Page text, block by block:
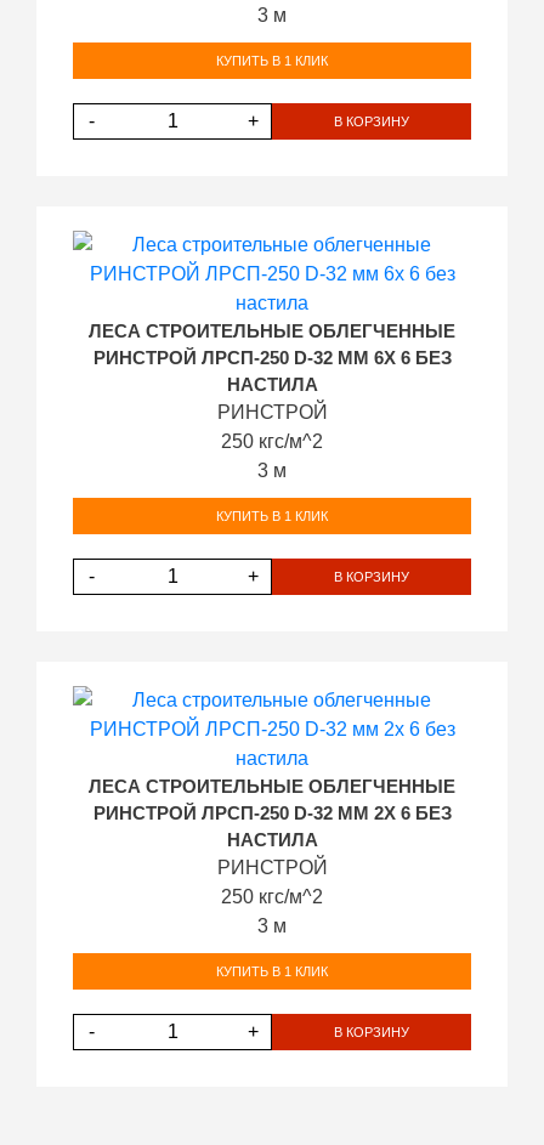
3 м
КУПИТЬ В 1 КЛИК
- + В КОРЗИНУ
ЛЕСА СТРОИТЕЛЬНЫЕ ОБЛЕГЧЕННЫЕ
РИНСТРОЙ ЛРСП-250 D-32 ММ 6Х 6 БЕЗ
НАСТИЛА
РИНСТРОЙ
250 кгс/м^2
3 м
КУПИТЬ В 1 КЛИК
- + В КОРЗИНУ
ЛЕСА СТРОИТЕЛЬНЫЕ ОБЛЕГЧЕННЫЕ
РИНСТРОЙ ЛРСП-250 D-32 ММ 2Х 6 БЕЗ
НАСТИЛА
РИНСТРОЙ
250 кгс/м^2
3 м
КУПИТЬ В 1 КЛИК
- + В КОРЗИНУ